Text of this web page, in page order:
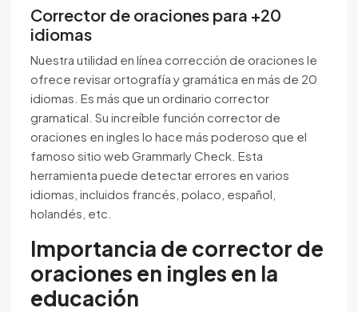
Corrector de oraciones para +20
idiomas
Nuestra utilidad en línea corrección de oraciones le
ofrece revisar ortografía y gramática en más de 20
idiomas. Es más que un ordinario corrector
gramatical. Su increíble función corrector de
oraciones en ingles lo hace más poderoso que el
famoso sitio web Grammarly Check. Esta
herramienta puede detectar errores en varios
idiomas, incluidos francés, polaco, español,
holandés, etc.
Importancia de corrector de
oraciones en ingles en la
educación